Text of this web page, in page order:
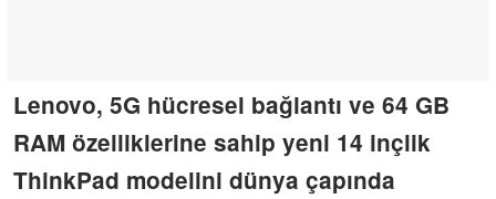
Lenovo, 5G hücresel bağlantı ve 64 GB
RAM özelliklerine sahip yeni 14 inçlik
ThinkPad modelini dünya çapında